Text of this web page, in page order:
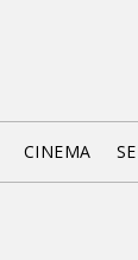
CINEMA